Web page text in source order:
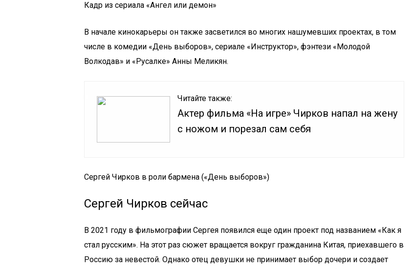
Кадр из сериала «Ангел или демон»
В начале кинокарьеры он также засветился во многих нашумевших проектах, в том
числе в комедии «День выборов», сериале «Инструктор», фэнтези «Молодой
Волкодав» и «Русалке» Анны Меликян.
Читайте также:
Актер фильма «На игре» Чирков напал на жену
с ножом и порезал сам себя
Сергей Чирков в роли бармена («День выборов»)
Сергей Чирков сейчас
В 2021 году в фильмографии Сергея появился еще один проект под названием «Как я
стал русским». На этот раз сюжет вращается вокруг гражданина Китая, приехавшего в
Россию за невестой. Однако отец девушки не принимает выбор дочери и создает